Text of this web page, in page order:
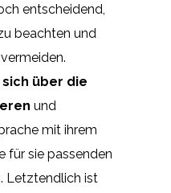
entscheidend,
beachten und
über die
und
mit ihrem
für sie passenden
Letztendlich ist